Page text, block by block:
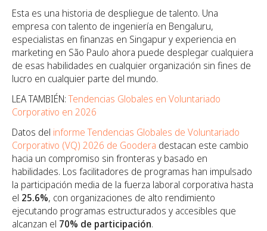
Esta es una historia de despliegue de talento. Una
empresa con talento de ingeniería en Bengaluru,
especialistas en finanzas en Singapur y experiencia en
marketing en São Paulo ahora puede desplegar cualquiera
de esas habilidades en cualquier organización sin fines de
lucro en cualquier parte del mundo.
LEA TAMBIÉN:Tendencias Globales en Voluntariado
Corporativo en 2026
Datos del informe Tendencias Globales de Voluntariado
Corporativo (VQ) 2026 de Goodera destacan este cambio
hacia un compromiso sin fronteras y basado en
habilidades. Los facilitadores de programas han impulsado
la participación media de la fuerza laboral corporativa hasta
el 25.6%, con organizaciones de alto rendimiento
ejecutando programas estructurados y accesibles que
alcanzan el 70% de participación.